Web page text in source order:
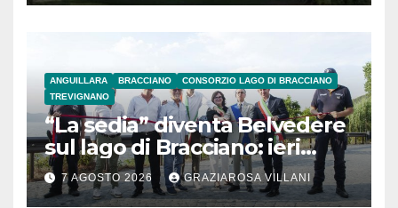
ANGUILLARA BRACCIANO
CONSORZIO LAGO DI BRACCIANO
TREVIGNANO
“La sedia” diventa Belvedere
sul lago di Bracciano: ieri
l’inaugurazione
7 AGOSTO 2026 GRAZIAROSA VILLANI